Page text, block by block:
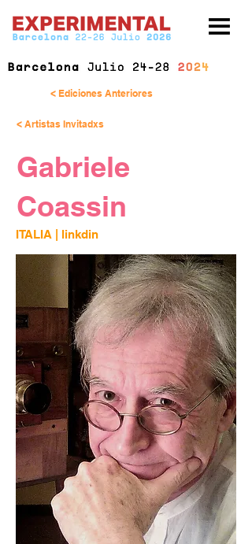
< Ediciones Anteriores
< Artistas Invitadxs
Gabriele
Coassin
ITALIA | linkdin